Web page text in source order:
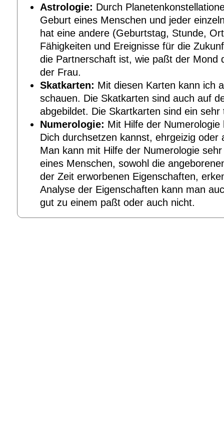
Astrologie: Durch
Geburt eines Menschen und jeder
hat eine andere (Geburtstag, Stunde,
Fähigkeiten und Ereignisse für die
die Partnerschaft ist, wie paßt der Mond
der Frau.
Skatkarten: Mit diesen Karten kann ich
schauen. Die Skatkarten sind auch auf
abgebildet. Die Skartkarten sind ein
Numerologie: Mit Hilfe der
Dich durchsetzen kannst, ehrgeizig oder
Man kann mit Hilfe der Numerologie
eines Menschen, sowohl die
der Zeit erworbenen Eigenschaften,
Analyse der Eigenschaften kann man
gut zu einem paßt oder auch nicht.